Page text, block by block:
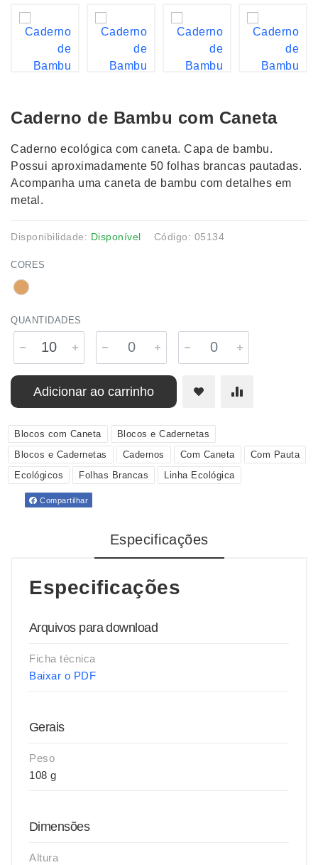
Caderno de Bambu com Caneta
Caderno ecológica com caneta. Capa de bambu.
Possui aproximadamente 50 folhas brancas pautadas.
Acompanha uma caneta de bambu com detalhes em
metal.
Disponibilidade: Disponível Código: 05134
CORES
QUANTIDADES
Adicionar ao carrinho
Blocos com Caneta
Blocos e Cadernetas
Blocos e Cadernetas
Cadernos Com Caneta
Com Pauta
Ecológicos
Folhas Brancas Linha Ecológica
Compartilhar
Especificações
Especificações
Arquivos para download
Ficha técnica
Baixar o PDF
Gerais
Peso
108 g
Dimensões
Altura